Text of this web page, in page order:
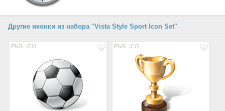
Другие иконки из набора "Vista Style Sport Icon Set"
PNG ICO PNG ICO